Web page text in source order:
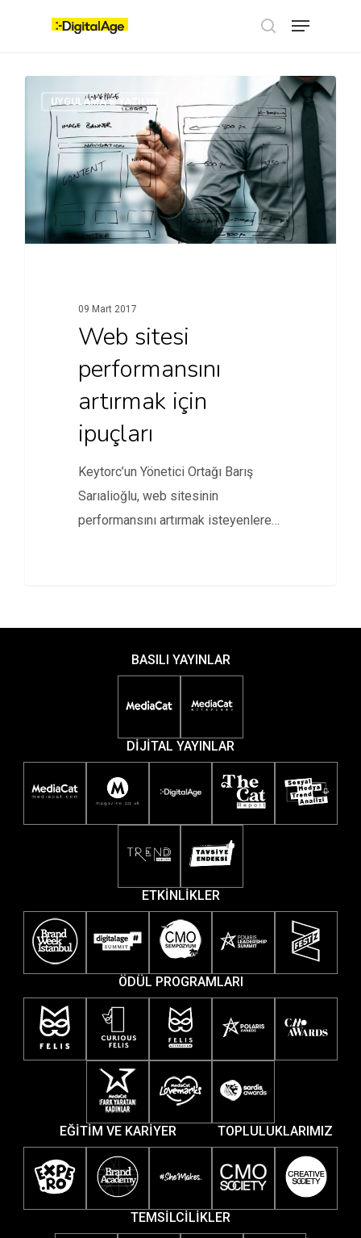
Menu
UYGULAMA & YAZILIM
09 Mart 2017
Web sitesi
performansını
artırmak için
ipuçları
Keytorc’un Yönetici Ortağı Barış
Sarıalioğlu, web sitesinin
performansını artırmak isteyenlere
BASILI YAYINLAR
DİJİTAL YAYINLAR
ETKİNLİKLER
ÖDÜL PROGRAMLARI
EĞİTİM VE KARİYER TOPLULUKLARIMIZ
TEMSİLCİLİKLER